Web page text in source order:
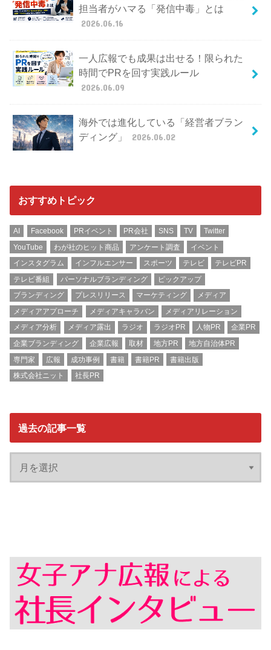
担当者がハマる「発信中毒」とは
2026.06.16
一人広報でも成果は出せる！限られた
時間でPRを回す実践ルール
2026.06.09
海外では進化している「経営者ブラン
ディング」
2026.06.02
おすすめトピック
AI Facebook PRイベント PR会社 SNS TV
Twitter
YouTube
わが社のヒット商品 アンケート調査
イベント
インスタグラム
インフルエンサー スポーツ テレビ
テレビPR
テレビ番組
パーソナルブランディング
ピックアップ
ブランディング
プレスリリース マーケティング
メディア
メディアアプローチ
メディアキャラバン
メディアリレーション
メディア分析
メディア露出 ラジオ ラジオPR 人物PR
企業PR
企業ブランディング
企業広報 取材 地方PR
地方自治体PR
専門家
広報 成功事例 書籍 書籍PR
書籍出版
株式会社ニット
社長PR
過去の記事一覧